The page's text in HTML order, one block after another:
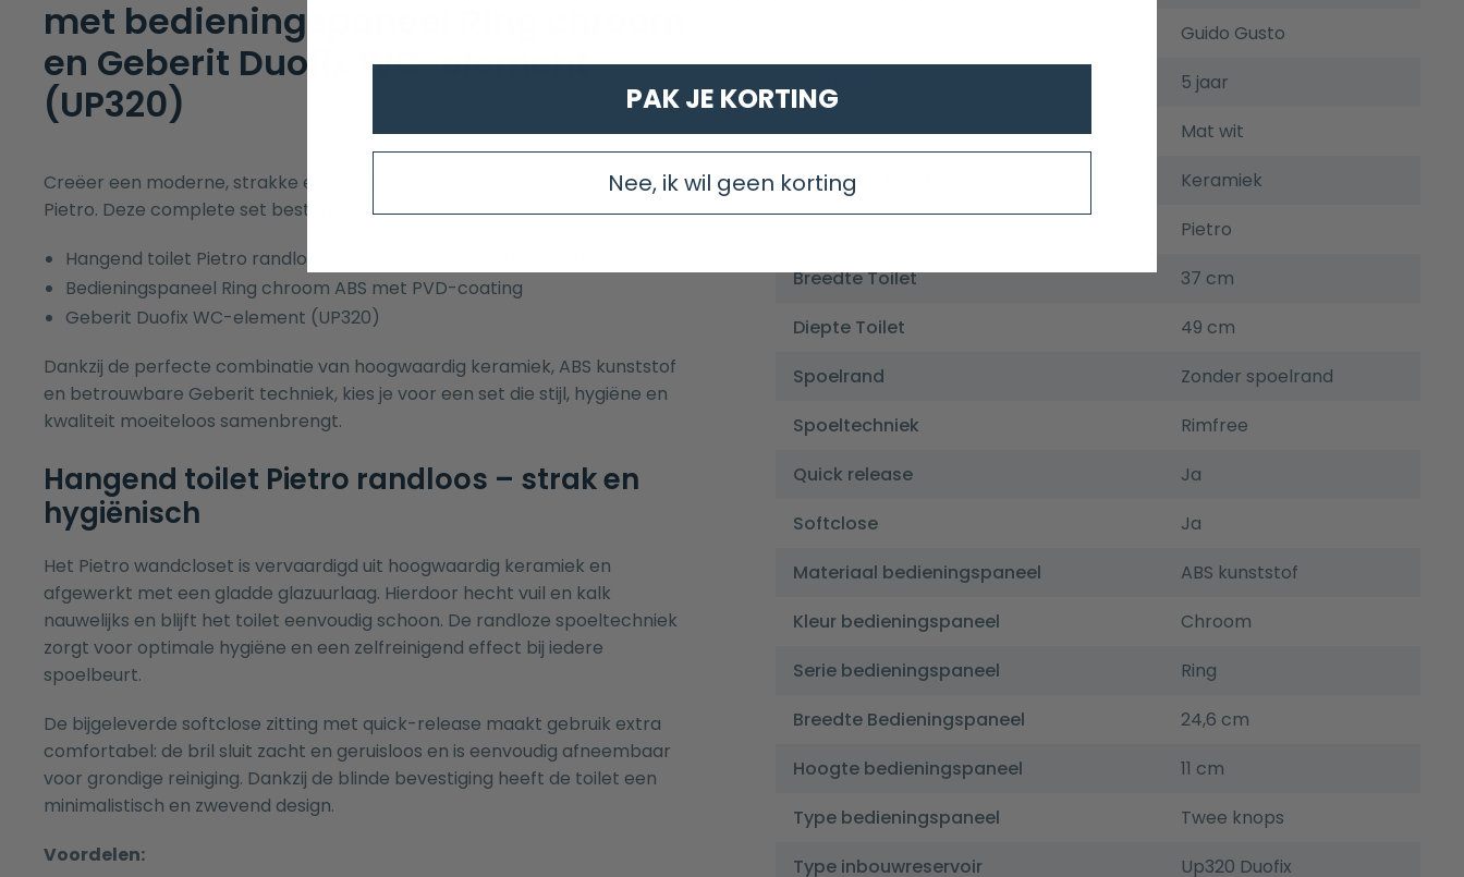
met bedieningspaneel Ring chroom
en Geberit Duofix WC-element
(UP320)
Creëer een moderne, strakke en duurzame toiletruimte met de Toiletset
Pietro. Deze complete set bestaat uit:
Hangend toilet Pietro randloos mat wit, inclusief softclose zitting
Bedieningspaneel Ring chroom ABS met PVD-coating
Geberit Duofix WC-element (UP320)
Dankzij de perfecte combinatie van hoogwaardig keramiek, ABS kunststof
en betrouwbare Geberit techniek, kies je voor een set die stijl, hygiëne en
kwaliteit moeiteloos samenbrengt.
Hangend toilet Pietro randloos – strak en
hygiënisch
Het Pietro wandcloset is vervaardigd uit hoogwaardig keramiek en
afgewerkt met een gladde glazuurlaag. Hierdoor hecht vuil en kalk
nauwelijks en blijft het toilet eenvoudig schoon. De randloze spoeltechniek
zorgt voor optimale hygiëne en een zelfreinigend effect bij iedere
spoelbeurt.
De bijgeleverde softclose zitting met quick-release maakt gebruik extra
comfortabel: de bril sluit zacht en geruisloos en is eenvoudig afneembaar
voor grondige reiniging. Dankzij de blinde bevestiging heeft de toilet een
minimalistisch en zwevend design.
Voordelen:
Guido Gusto
5 jaar
Kleur Toilet
Mat wit
Materiaal Toilet
Keramiek
Pietro
Breedte Toilet
37 cm
Diepte Toilet
49 cm
Spoelrand
Zonder spoelrand
Spoeltechniek
Rimfree
Quick release
Ja
Softclose
Ja
Materiaal bedieningspaneel
ABS kunststof
Kleur bedieningspaneel
Chroom
Serie bedieningspaneel
Ring
Breedte Bedieningspaneel
24,6 cm
Hoogte bedieningspaneel
11 cm
Type bedieningspaneel
Twee knops
Type inbouwreservoir
Up320 Duofix
PAK JE KORTING
Nee, ik wil geen korting